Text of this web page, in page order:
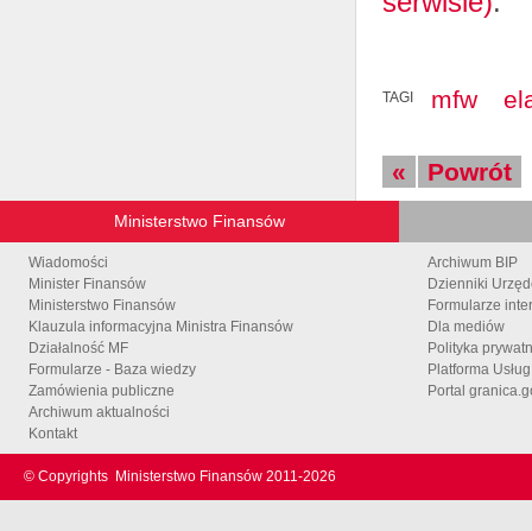
TAGI mfw
« Powrót
Ministerstwo Finansów
Wiadomości
Minister Finansów
Ministerstwo Finansów
Klauzula informacyjna Ministra Finansów
Działalność MF
Formularze - Baza wiedzy
Zamówienia publiczne
Archiwum aktualności
Kontakt
Archiwum BIP
Dzienniki
Formularze
Dla mediów
Polityka
Platforma
Portal
© Copyrights Ministerstwo Finansów 2011-2026